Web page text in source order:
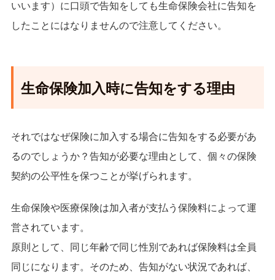
いいます）に口頭で告知をしても生命保険会社に告知を
したことにはなりませんので注意してください。
生命保険加入時に告知をする理由
それではなぜ保険に加入する場合に告知をする必要があ
るのでしょうか？告知が必要な理由として、個々の保険
契約の公平性を保つことが挙げられます。
生命保険や医療保険は加入者が支払う保険料によって運
営されています。
原則として、同じ年齢で同じ性別であれば保険料は全員
同じになります。そのため、告知がない状況であれば、